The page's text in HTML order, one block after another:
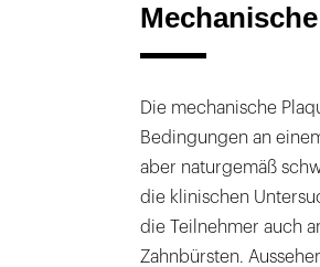
Die mechanische
Bedingungen an
aber naturgemäß
die klinischen
die Teilnehmer auch
Zahnbürsten.